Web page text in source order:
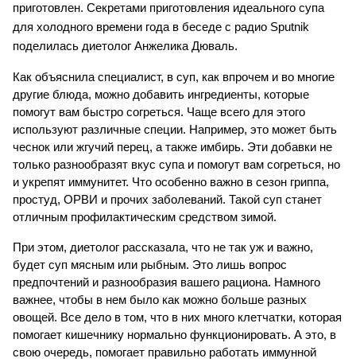
приготовлен. Секретами приготовления идеального супа
для холодного времени года в беседе с радио Sputnik
поделилась диетолог Анжелика Дюваль.
Как объяснила специалист, в суп, как впрочем и во многие
другие блюда, можно добавить ингредиенты, которые
помогут вам быстро согреться. Чаще всего для этого
используют различные специи. Например, это может быть
чеснок или жгучий перец, а также имбирь. Эти добавки не
только разнообразят вкус супа и помогут вам согреться, но
и укрепят иммунитет. Что особенно важно в сезон гриппа,
простуд, ОРВИ и прочих заболеваний. Такой суп станет
отличным профилактическим средством зимой.
При этом, диетолог рассказала, что не так уж и важно,
будет суп мясным или рыбным. Это лишь вопрос
предпочтений и разнообразия вашего рациона. Намного
важнее, чтобы в нем было как можно больше разных
овощей. Все дело в том, что в них много клетчатки, которая
помогает кишечнику нормально функционировать. А это, в
свою очередь, помогает правильно работать иммунной